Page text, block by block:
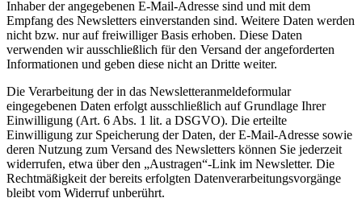
Inhaber der angegebenen E-Mail-Adresse sind und mit dem
Empfang des Newsletters einverstanden sind. Weitere Daten werden
nicht bzw. nur auf freiwilliger Basis erhoben. Diese Daten
verwenden wir ausschließlich für den Versand der angeforderten
Informationen und geben diese nicht an Dritte weiter.
Die Verarbeitung der in das Newsletteranmeldeformular
eingegebenen Daten erfolgt ausschließlich auf Grundlage Ihrer
Einwilligung (Art. 6 Abs. 1 lit. a DSGVO). Die erteilte
Einwilligung zur Speicherung der Daten, der E-Mail-Adresse sowie
deren Nutzung zum Versand des Newsletters können Sie jederzeit
widerrufen, etwa über den „Austragen“-Link im Newsletter. Die
Rechtmäßigkeit der bereits erfolgten Datenverarbeitungsvorgänge
bleibt vom Widerruf unberührt.